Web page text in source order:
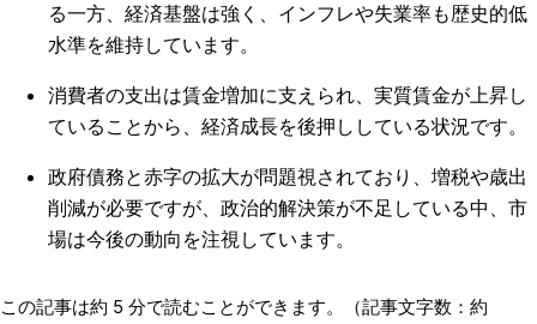
る一方、経済基盤は強く、インフレや失業率も歴史的低
水準を維持しています。
消費者の支出は賃金増加に支えられ、実質賃金が上昇し
ていることから、経済成長を後押ししている状況です。
政府債務と赤字の拡大が問題視されており、増税や歳出
削減が必要ですが、政治的解決策が不足している中、市
場は今後の動向を注視しています。
この記事は約 5 分で読むことができます。（記事文字数：約